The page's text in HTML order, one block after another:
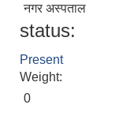
नगर अस्पताल
status:
Present
Weight:
0